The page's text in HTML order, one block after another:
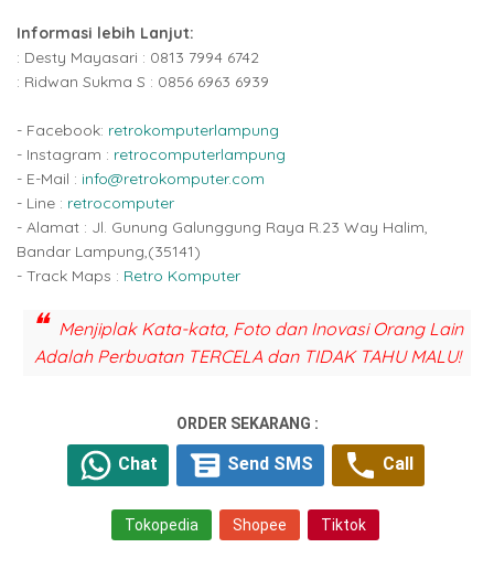
Informasi lebih Lanjut:
: Desty Mayasari : 0813 7994 6742
: Ridwan Sukma S : 0856 6963 6939
- Facebook: retrokomputerlampung
- Instagram : retrocomputerlampung
- E-Mail : info@retrokomputer.com
- Line : retrocomputer
- Alamat : Jl. Gunung Galunggung Raya R.23 Way Halim,
Bandar Lampung,(35141)
- Track Maps : Retro Komputer
Menjiplak Kata-kata, Foto dan Inovasi Orang Lain
Adalah Perbuatan TERCELA dan TIDAK TAHU MALU!
ORDER SEKARANG :
Chat Send SMS Call
Tokopedia Shopee Tiktok